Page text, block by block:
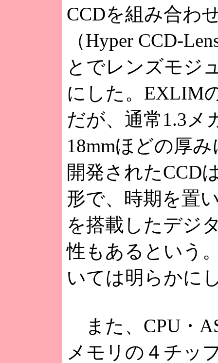
CCDを組み合わ
（Hyper CCD-
とでレンズモジ
にした。EXLIM
だが、通常1.3メ
18mmほどの厚
開発されたCCD
形で、時期を置
を搭載したデジ
性もあるという
いては明らかに
また、CPU・
メモリの４チッ